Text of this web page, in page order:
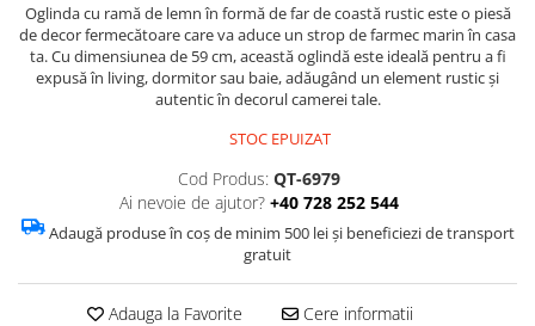
Oglinda cu ramă de lemn în formă de far de coastă rustic este o piesă
de decor fermecătoare care va aduce un strop de farmec marin în casa
ta. Cu dimensiunea de 59 cm, această oglindă este ideală pentru a fi
expusă în living, dormitor sau baie, adăugând un element rustic și
autentic în decorul camerei tale.
STOC EPUIZAT
Cod Produs: QT-6979
Ai nevoie de ajutor? +40 728 252 544
Adaugă produse în coș de minim 500 lei și beneficiezi de transport
gratuit
Adauga la Favorite Cere informatii